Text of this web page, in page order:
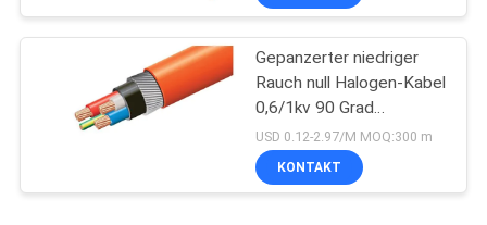
Gepanzerter niedriger
Rauch null Halogen-Kabel
0,6/1kv 90 Grad
funktionierender Temp
USD 0.12-2.97/M MOQ:300 m
KONTAKT